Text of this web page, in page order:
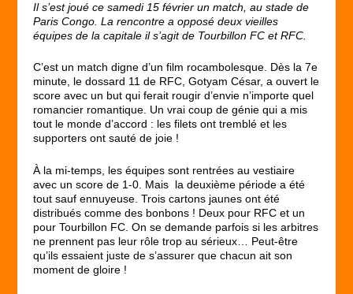
Il s’est joué ce samedi 15 février un match, au stade de
Paris Congo. La rencontre a opposé deux vieilles
équipes de la capitale il s’agit de Tourbillon FC et RFC.
C’est un match digne d’un film rocambolesque. Dès la 7e
minute, le dossard 11 de RFC, Gotyam César, a ouvert le
score avec un but qui ferait rougir d’envie n’importe quel
romancier romantique. Un vrai coup de génie qui a mis
tout le monde d’accord : les filets ont tremblé et les
supporters ont sauté de joie !
À la mi-temps, les équipes sont rentrées au vestiaire
avec un score de 1-0. Mais la deuxième période a été
tout sauf ennuyeuse. Trois cartons jaunes ont été
distribués comme des bonbons ! Deux pour RFC et un
pour Tourbillon FC. On se demande parfois si les arbitres
ne prennent pas leur rôle trop au sérieux… Peut-être
qu’ils essaient juste de s’assurer que chacun ait son
moment de gloire !